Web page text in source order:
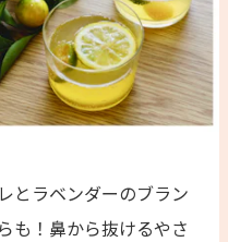
とラベンダーのブラン
も！鼻から抜けるやさ